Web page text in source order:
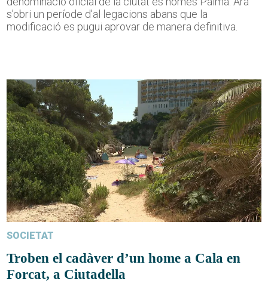
s'obri un període d'al·legacions abans que la
modificació es pugui aprovar de manera definitiva.
SOCIETAT
Troben el cadàver d’un home a Cala en
Forcat, a Ciutadella